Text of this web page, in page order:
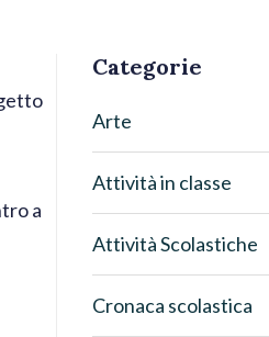
a
Categorie
Arte
Attività in classe
Attività Scolastiche
Cronaca scolastica